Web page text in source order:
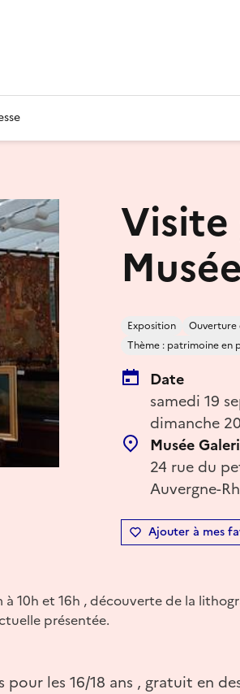
Visite
Exposition
Ouverture
Thème : patrimoine en
Date
samedi 19
dimanche
Musée
24 rue du
Auvergne-
Ajouter à mes
10h et 16h , découverte de la
présentée.
les 16/18 ans , gratuit en